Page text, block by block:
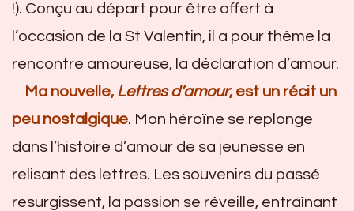
!). Conçu au départ pour être offert à
l’occasion de la St Valentin, il a pour thème la
rencontre amoureuse, la déclaration d’amour.
Ma nouvelle, Lettres d’amour, est un récit un
peu nostalgique. Mon héroïne se replonge
dans l’histoire d’amour de sa jeunesse en
relisant des lettres. Les souvenirs du passé
resurgissent, la passion se réveille, entraînant